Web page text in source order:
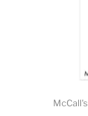
McCall's